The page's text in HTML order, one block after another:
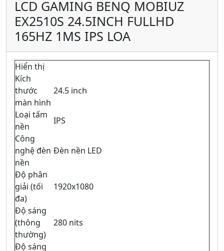
LCD GAMING BENQ MOBIUZ
EX2510S 24.5INCH FULLHD
165HZ 1MS IPS LOA
Hiển thị
Kích
thước
màn hình
24.5 inch
Loại tấm
nền
IPS
Công
nghệ đèn
nền
Đèn nền LED
Độ phân
giải (tối
đa)
1920x1080
Độ sáng
(thông
thường)
280 nits
Độ sáng